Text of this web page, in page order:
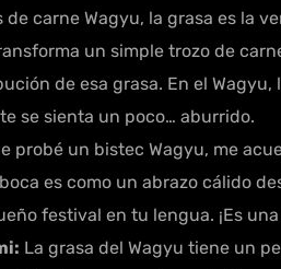
de carne Wagyu, la grasa es la
un simple trozo de
de esa grasa. En el
se sienta un poco… aburrido.
probé un bistec Wagyu, me
es como un abrazo cálido
festival en tu lengua. ¡Es
La grasa del Wagyu tiene un